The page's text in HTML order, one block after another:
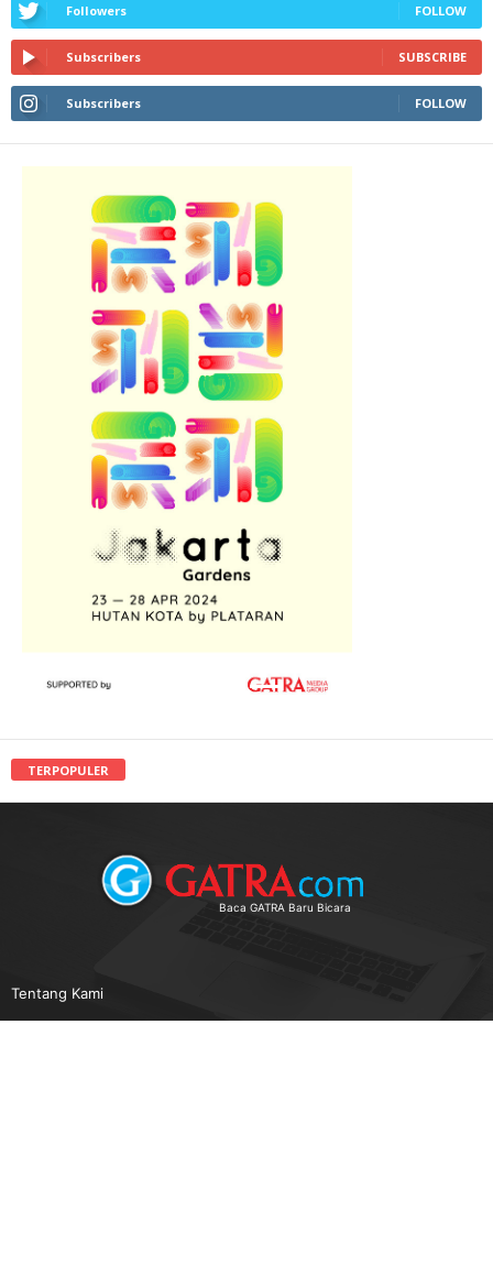
Followers FOLLOW
Subscribers SUBSCRIBE
Subscribers FOLLOW
TERPOPULER
Baca GATRA Baru Bicara
Tentang Kami
Pedoman Media Siber